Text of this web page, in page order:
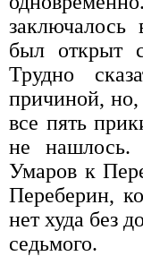
был открыт
Трудно
причиной,
все пять
не нашлось.
Умаров к
Переберин,
нет худа без
седьмого.